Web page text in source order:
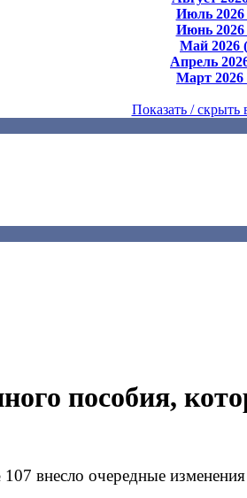
Июль 2026
Июнь 2026
Май 2026
Апрель
Март 2026
Показать / скрыть
пособия,
внесло очередные